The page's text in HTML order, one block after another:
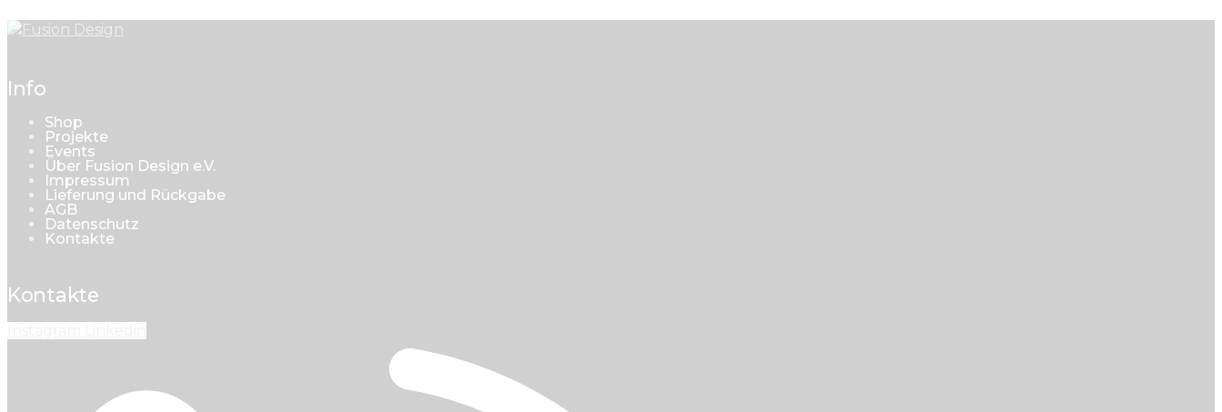
Info
Shop
Projekte
Events
Über Fusion Design e.V.
Impressum
Lieferung und Rückgabe
AGB
Datenschutz
Kontakte
Kontakte